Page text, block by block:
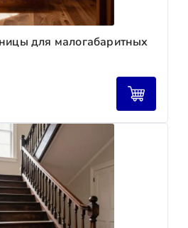
для малогабаритных